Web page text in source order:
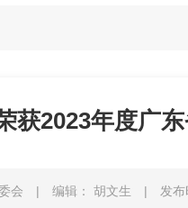
获2023年度广
会 | 编辑： 胡文生 | 发